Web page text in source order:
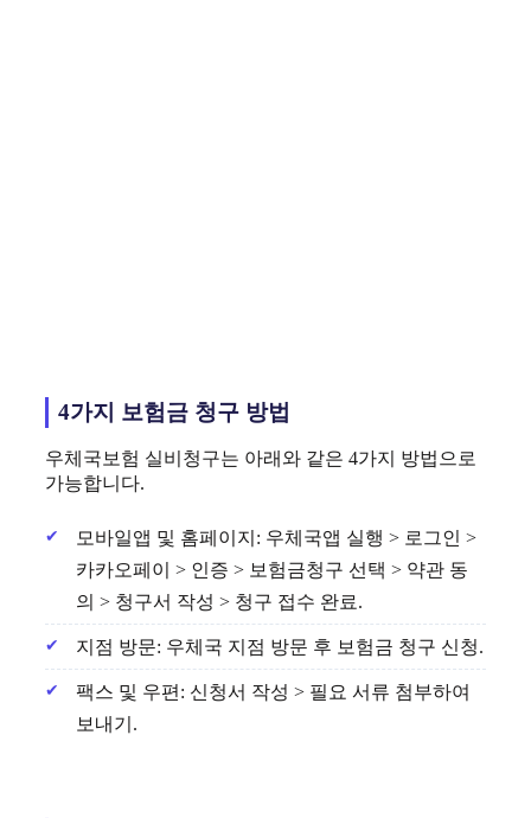
4가지 보험금 청구 방법
우체국보험 실비청구는 아래와 같은 4가지 방법으로
가능합니다.
모바일앱 및 홈페이지: 우체국앱 실행 > 로그인 >
카카오페이 > 인증 > 보험금청구 선택 > 약관 동
의 > 청구서 작성 > 청구 접수 완료.
지점 방문: 우체국 지점 방문 후 보험금 청구 신청.
팩스 및 우편: 신청서 작성 > 필요 서류 첨부하여
보내기.